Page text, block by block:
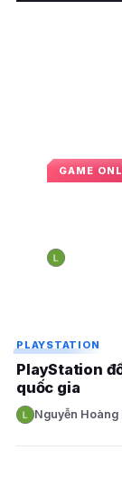
GAME
N
PLAYSTATION
PlayStation
quốc gia
N Nguyễn Hoàng